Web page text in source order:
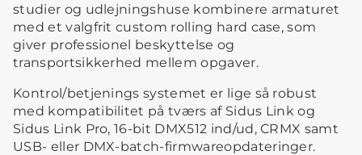
studier og udlejningshuse kombinere armaturet
med et valgfrit custom rolling hard case, som
giver professionel beskyttelse og
transportsikkerhed mellem opgaver.
Kontrol/betjenings systemet er lige så robust
med kompatibilitet på tværs af Sidus Link og
Sidus Link Pro, 16-bit DMX512 ind/ud, CRMX samt
USB- eller DMX-batch-firmwareopdateringer.